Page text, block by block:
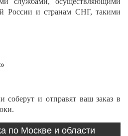
России и странам СНГ, такими
и отправят ваш заказ в
по Москве и области